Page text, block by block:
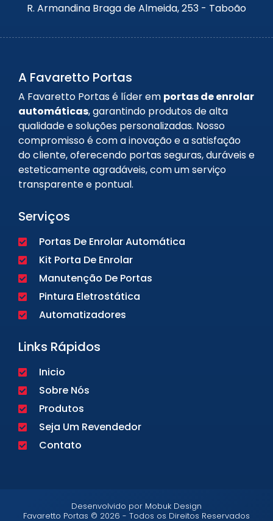
R. Armandina Braga de Almeida, 253 - Taboão
A Favaretto Portas
A Favaretto Portas é líder em portas de enrolar
automáticas, garantindo produtos de alta
qualidade e soluções personalizadas. Nosso
compromisso é com a inovação e a satisfação
do cliente, oferecendo portas seguras, duráveis e
esteticamente agradáveis, com um serviço
transparente e pontual.
Serviços
Portas De Enrolar Automática
Kit Porta De Enrolar
Manutenção De Portas
Pintura Eletrostática
Automatizadores
Links Rápidos
Inicio
Sobre Nós
Produtos
Seja Um Revendedor
Contato
Desenvolvido por Mobuk Design
Favaretto Portas © 2026 - Todos os Direitos Reservados